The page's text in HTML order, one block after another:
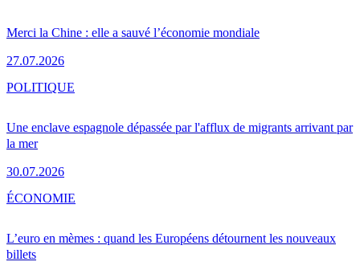
Merci la Chine : elle a sauvé l’économie mondiale
27.07.2026
Une enclave espagnole dépassée par l'afflux de migrants arrivant par
la mer
30.07.2026
POLITIQUE
L’euro en mèmes : quand les Européens détournent les nouveaux
billets
ÉCONOMIE